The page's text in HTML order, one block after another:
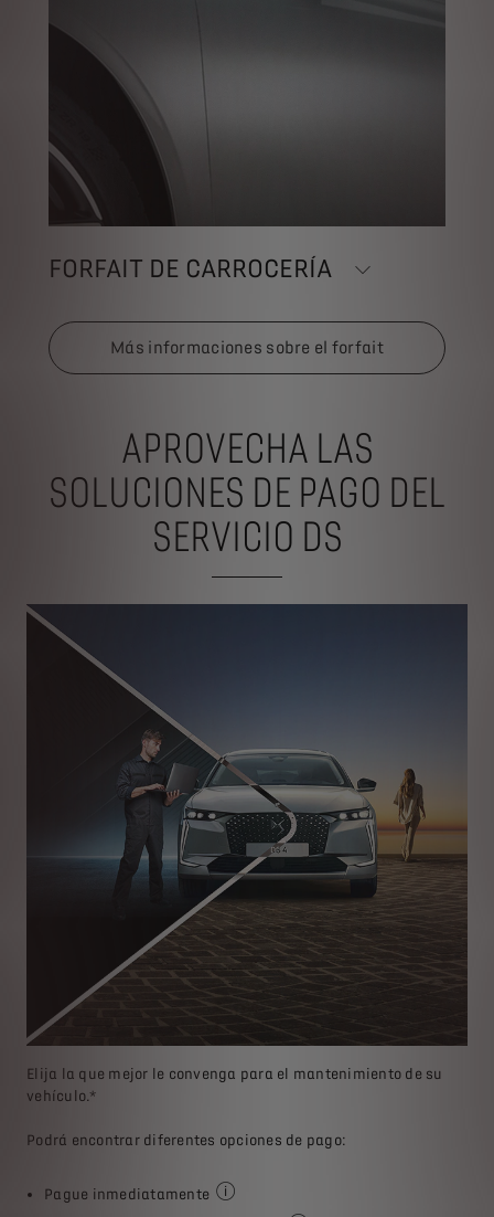
FORFAIT DE CARROCERÍA
Más informaciones sobre el forfait
APROVECHA LAS
SOLUCIONES DE PAGO DEL
SERVICIO DS
Elija la que mejor le convenga para el mantenimiento de su
vehículo.*
Podrá encontrar diferentes opciones de pago:
Pague inmediatamente